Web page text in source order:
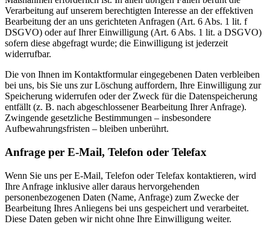
Verarbeitung auf unserem berechtigten Interesse an der effektiven
Bearbeitung der an uns gerichteten Anfragen (Art. 6 Abs. 1 lit. f
DSGVO) oder auf Ihrer Einwilligung (Art. 6 Abs. 1 lit. a DSGVO)
sofern diese abgefragt wurde; die Einwilligung ist jederzeit
widerrufbar.
Die von Ihnen im Kontaktformular eingegebenen Daten verbleiben
bei uns, bis Sie uns zur Löschung auffordern, Ihre Einwilligung zur
Speicherung widerrufen oder der Zweck für die Datenspeicherung
entfällt (z. B. nach abgeschlossener Bearbeitung Ihrer Anfrage).
Zwingende gesetzliche Bestimmungen – insbesondere
Aufbewahrungsfristen – bleiben unberührt.
Anfrage per E-Mail, Telefon oder Telefax
Wenn Sie uns per E-Mail, Telefon oder Telefax kontaktieren, wird
Ihre Anfrage inklusive aller daraus hervorgehenden
personenbezogenen Daten (Name, Anfrage) zum Zwecke der
Bearbeitung Ihres Anliegens bei uns gespeichert und verarbeitet.
Diese Daten geben wir nicht ohne Ihre Einwilligung weiter.